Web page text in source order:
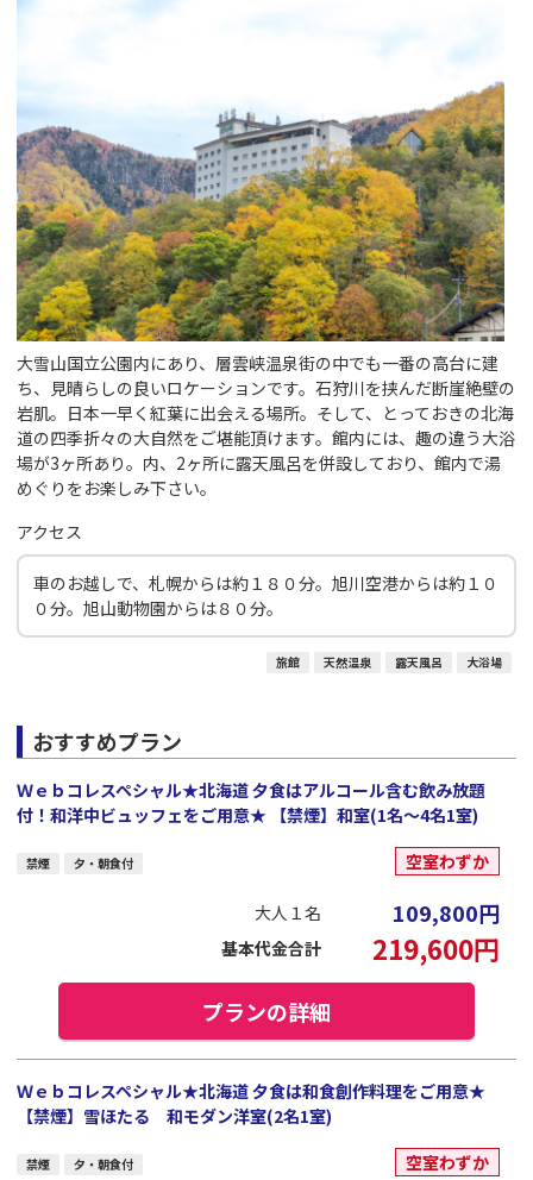
大雪山国立公園内にあり、層雲峡温泉街の中でも一番の高台に建
ち、見晴らしの良いロケーションです。石狩川を挟んだ断崖絶壁の
岩肌。日本一早く紅葉に出会える場所。そして、とっておきの北海
道の四季折々の大自然をご堪能頂けます。館内には、趣の違う大浴
場が3ヶ所あり。内、2ヶ所に露天風呂を併設しており、館内で湯
めぐりをお楽しみ下さい。
アクセス
車のお越しで、札幌からは約１８０分。旭川空港からは約１０
０分。旭山動物園からは８０分。
旅館 天然温泉 露天風呂 大浴場
おすすめプラン
Ｗｅｂコレスペシャル★北海道 夕食はアルコール含む飲み放題
付！和洋中ビュッフェをご用意★ 【禁煙】和室(1名～4名1室)
禁煙 夕・朝食付 空室わずか
大人１名 109,800円
基本代金合計 219,600円
プランの詳細
Ｗｅｂコレスペシャル★北海道 夕食は和食創作料理をご用意★
【禁煙】雪ほたる 和モダン洋室(2名1室)
禁煙 夕・朝食付 空室わずか